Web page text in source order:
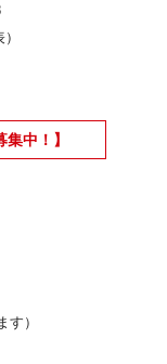
中！】
す）